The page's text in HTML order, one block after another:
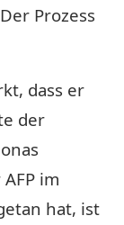
Prozess
dass er
der
im
hat, ist